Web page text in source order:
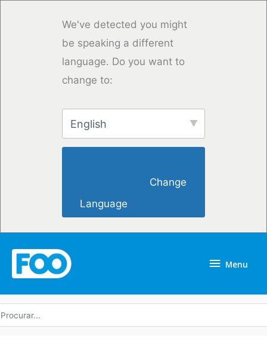
We've detected you might
be speaking a different
language. Do you want to
change to:
English
Language
Menu